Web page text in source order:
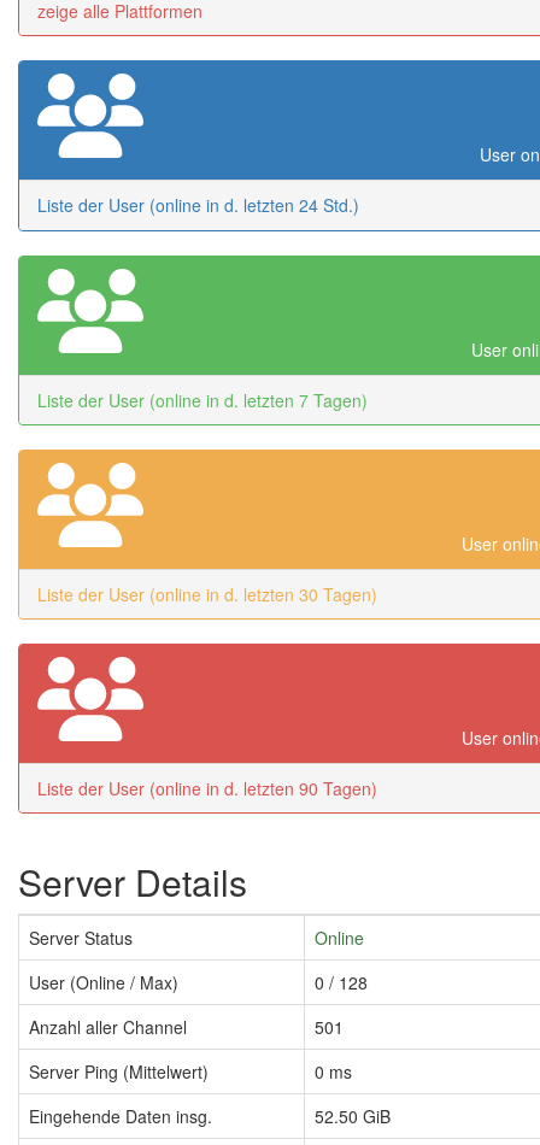
zeige alle Plattformen
User
Liste der User (online in d. letzten 24 Std.)
User
Liste der User (online in d. letzten 7 Tagen)
User
Liste der User (online in d. letzten 30 Tagen)
User
Liste der User (online in d. letzten 90 Tagen)
Server Details
Server Status
Online
User (Online / Max)
0 / 128
Anzahl aller Channel
501
Server Ping (Mittelwert)
0 ms
Eingehende Daten insg.
52.50 GiB